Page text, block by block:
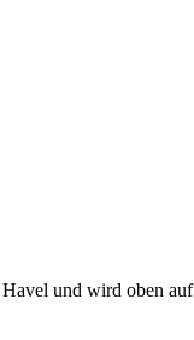
und wird oben